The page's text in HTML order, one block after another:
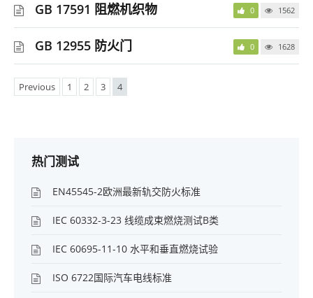
GB 17591 阻燃机织物 0 1562
GB 12955 防火门 0 1628
Previous 1 2 3 4
热门测试
EN45545-2欧洲最新轨交防火标准
IEC 60332-3-23 线缆成束燃烧测试B类
IEC 60695-11-10 水平和垂直燃烧试验
ISO 6722国际汽车电线标准